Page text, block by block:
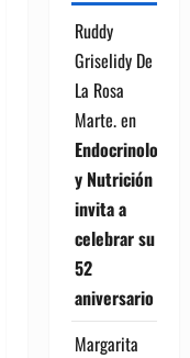
Ruddy
Griselidy De
La Rosa
Marte.en
Endocrinología
y Nutrición
invita a
celebrar su
52
aniversario
Margarita